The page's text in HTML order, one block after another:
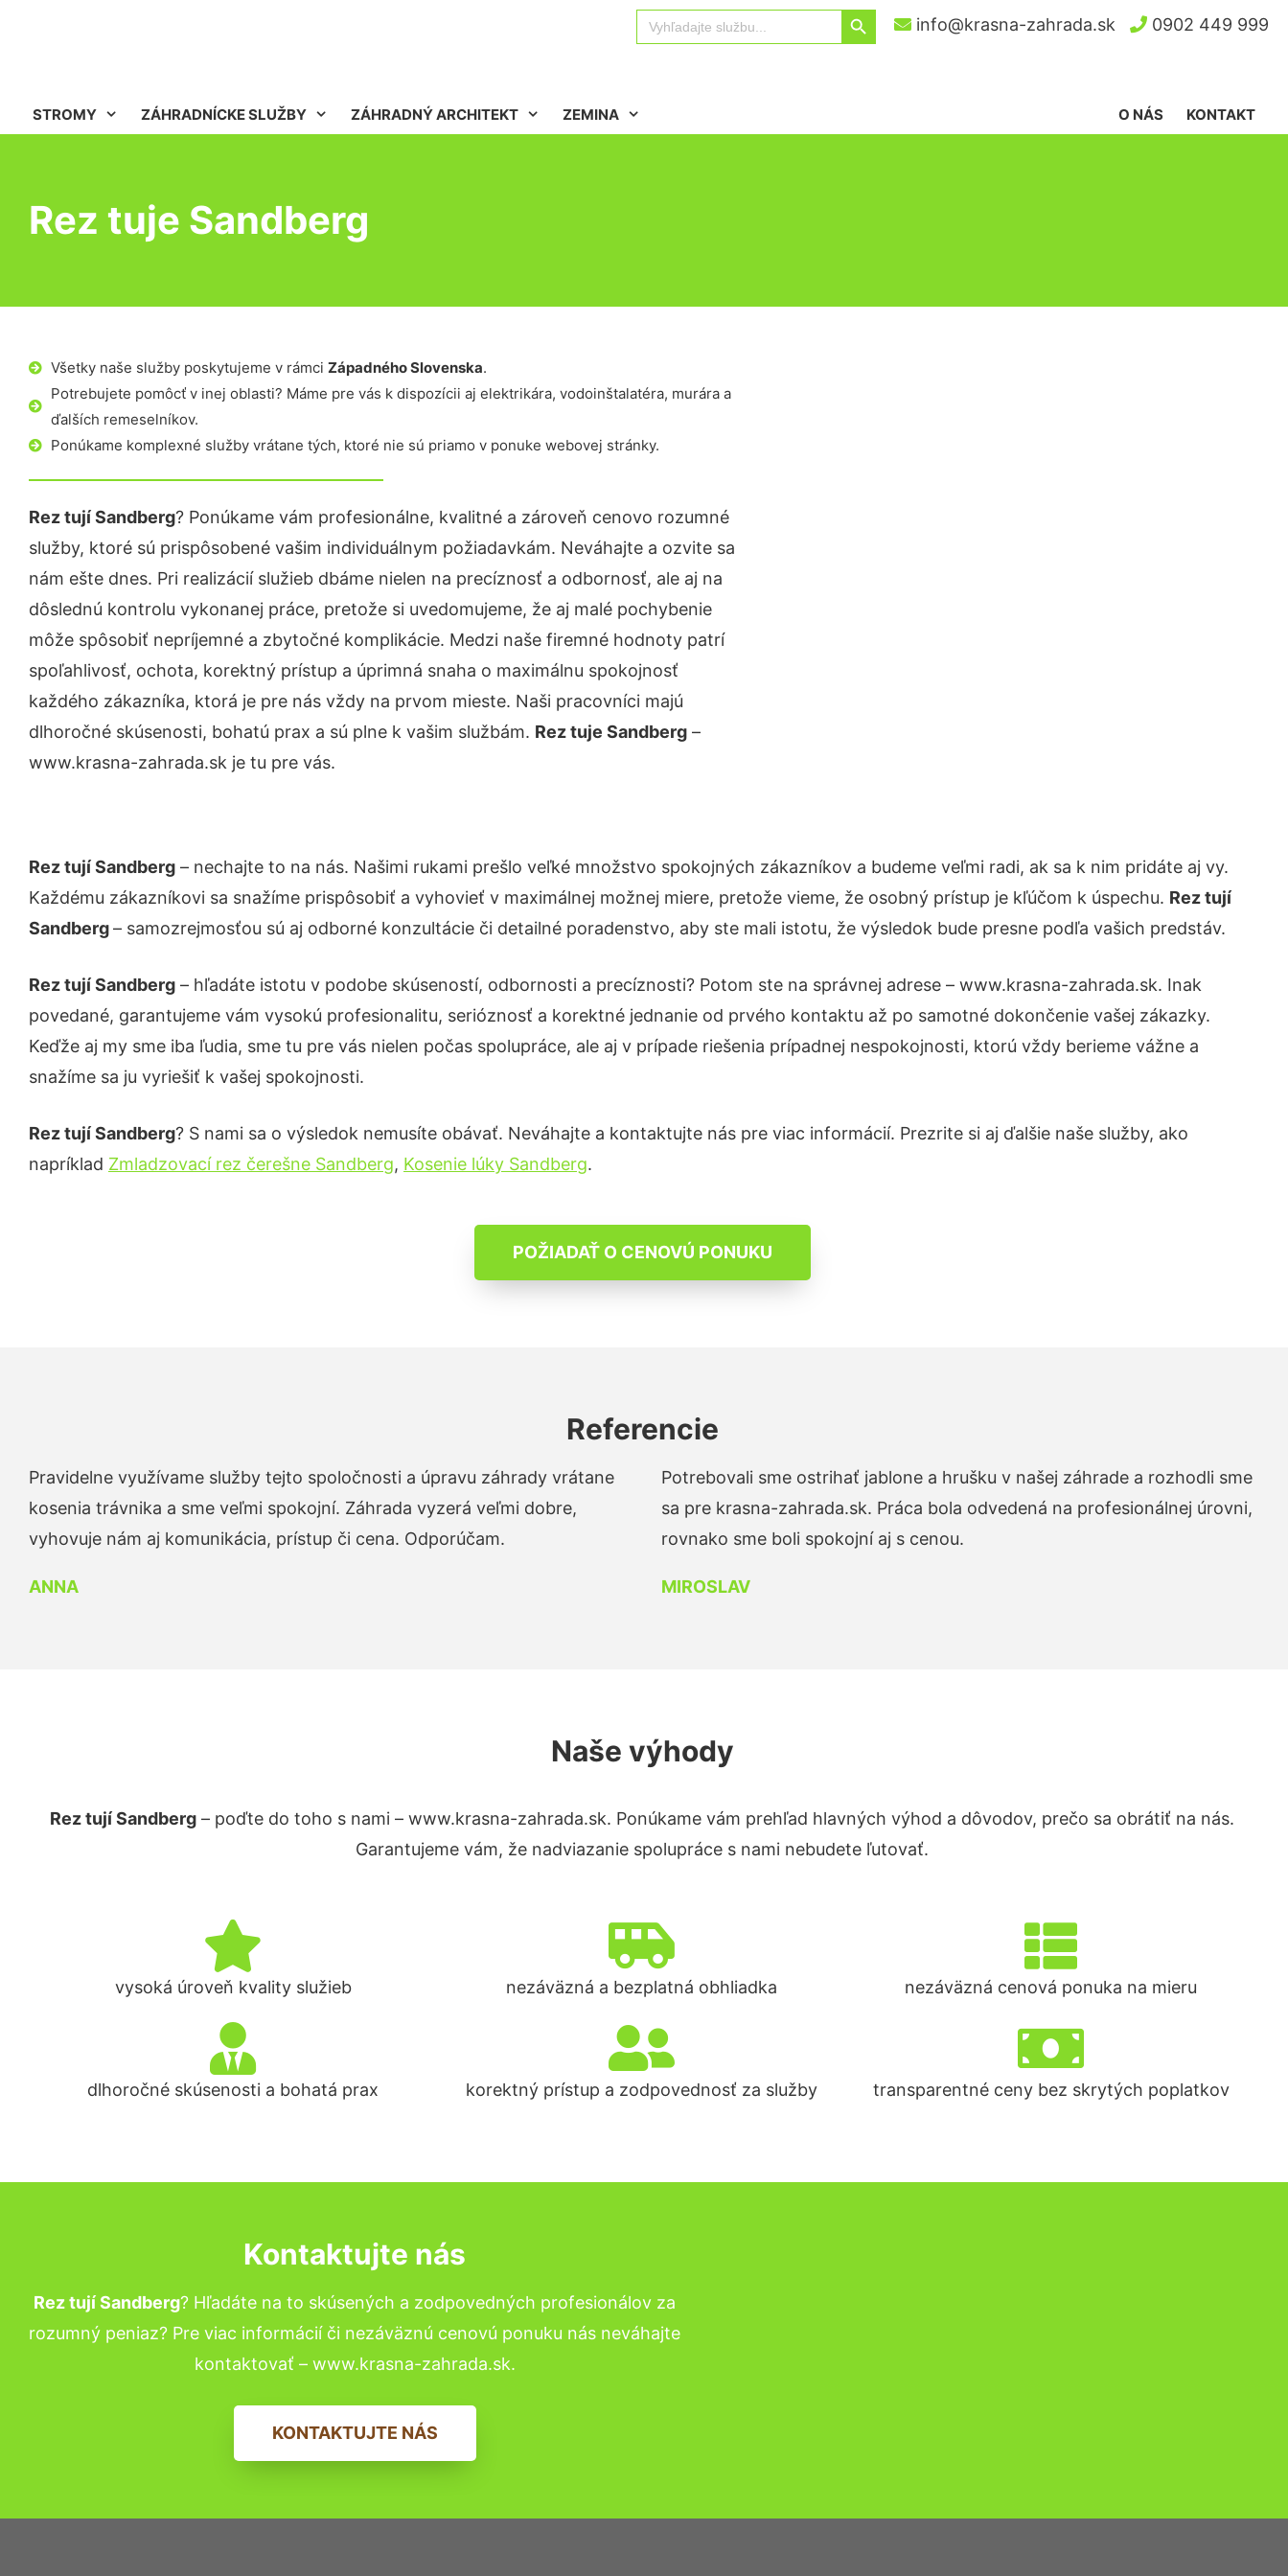
Search
for:
Search Button
info@krasna-zahrada.sk 0902 449 999
STROMY ZÁHRADNÍCKE SLUŽBY ZÁHRADNÝ ARCHITEKT ZEMINA KONTAKT
O NÁS
Rez tuje Sandberg
Všetky naše služby poskytujeme v rámci Západného Slovenska.
Potrebujete pomôcť v inej oblasti? Máme pre vás k dispozícii aj elektrikára, vodoinštalatéra, murára a
ďalších remeselníkov.
Ponúkame komplexné služby vrátane tých, ktoré nie sú priamo v ponuke webovej stránky.
Rez tují Sandberg? Ponúkame vám profesionálne, kvalitné a zároveň cenovo rozumné
služby, ktoré sú prispôsobené vašim individuálnym požiadavkám. Neváhajte a ozvite sa
nám ešte dnes. Pri realizácií služieb dbáme nielen na precíznosť a odbornosť, ale aj na
dôslednú kontrolu vykonanej práce, pretože si uvedomujeme, že aj malé pochybenie
môže spôsobiť nepríjemné a zbytočné komplikácie. Medzi naše firemné hodnoty patrí
spoľahlivosť, ochota, korektný prístup a úprimná snaha o maximálnu spokojnosť
každého zákazníka, ktorá je pre nás vždy na prvom mieste. Naši pracovníci majú
dlhoročné skúsenosti, bohatú prax a sú plne k vašim službám. Rez tuje Sandberg –
www.krasna-zahrada.sk je tu pre vás.
Rez tují Sandberg – nechajte to na nás. Našimi rukami prešlo veľké množstvo spokojných zákazníkov a budeme veľmi radi, ak sa k nim pridáte aj vy.
Každému zákazníkovi sa snažíme prispôsobiť a vyhovieť v maximálnej možnej miere, pretože vieme, že osobný prístup je kľúčom k úspechu. Rez tují
Sandberg– samozrejmosťou sú aj odborné konzultácie či detailné poradenstvo, aby ste mali istotu, že výsledok bude presne podľa vašich predstáv.
Rez tují Sandberg – hľadáte istotu v podobe skúseností, odbornosti a precíznosti? Potom ste na správnej adrese – www.krasna-zahrada.sk. Inak
povedané, garantujeme vám vysokú profesionalitu, serióznosť a korektné jednanie od prvého kontaktu až po samotné dokončenie vašej zákazky.
Keďže aj my sme iba ľudia, sme tu pre vás nielen počas spolupráce, ale aj v prípade riešenia prípadnej nespokojnosti, ktorú vždy berieme vážne a
snažíme sa ju vyriešiť k vašej spokojnosti.
Rez tují Sandberg? S nami sa o výsledok nemusíte obávať. Neváhajte a kontaktujte nás pre viac informácií. Prezrite si aj ďalšie naše služby, ako
napríklad Zmladzovací rez čerešne Sandberg, Kosenie lúky Sandberg.
POŽIADAŤ O CENOVÚ PONUKU
Referencie
Pravidelne využívame služby tejto spoločnosti a úpravu záhrady vrátane
kosenia trávnika a sme veľmi spokojní. Záhrada vyzerá veľmi dobre,
vyhovuje nám aj komunikácia, prístup či cena. Odporúčam.
ANNA
Potrebovali sme ostrihať jablone a hrušku v našej záhrade a rozhodli sme
sa pre krasna-zahrada.sk. Práca bola odvedená na profesionálnej úrovni,
rovnako sme boli spokojní aj s cenou.
MIROSLAV
Naše výhody
Rez tují Sandberg – poďte do toho s nami – www.krasna-zahrada.sk. Ponúkame vám prehľad hlavných výhod a dôvodov, prečo sa obrátiť na nás.
Garantujeme vám, že nadviazanie spolupráce s nami nebudete ľutovať.
vysoká úroveň kvality služieb nezáväzná a bezplatná obhliadka nezáväzná cenová ponuka na mieru
dlhoročné skúsenosti a bohatá prax korektný prístup a zodpovednosť za služby transparentné ceny bez skrytých poplatkov
Kontaktujte nás
Rez tují Sandberg? Hľadáte na to skúsených a zodpovedných profesionálov za
rozumný peniaz? Pre viac informácií či nezáväznú cenovú ponuku nás neváhajte
kontaktovať – www.krasna-zahrada.sk.
KONTAKTUJTE NÁS